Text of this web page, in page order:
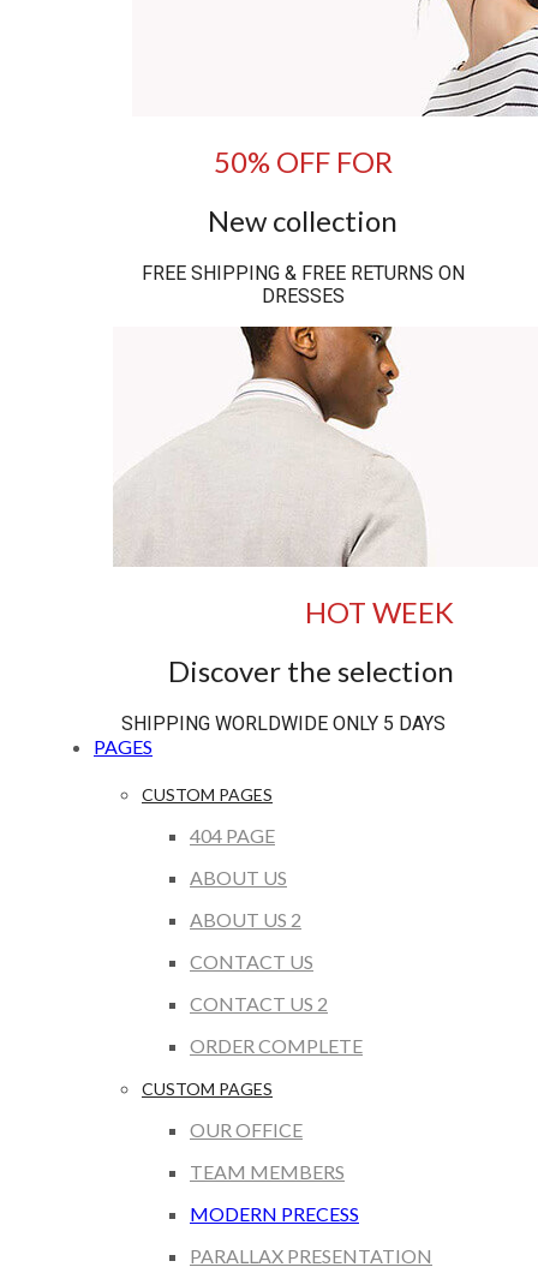
50% OFF FOR
New collection
FREE SHIPPING & FREE RETURNS ON
DRESSES
HOT WEEK
Discover the selection
SHIPPING WORLDWIDE ONLY 5 DAYS
PAGES
CUSTOM PAGES
404 PAGE
ABOUT US
ABOUT US 2
CONTACT US
CONTACT US 2
ORDER COMPLETE
CUSTOM PAGES
OUR OFFICE
TEAM MEMBERS
MODERN PRECESS
PARALLAX PRESENTATION